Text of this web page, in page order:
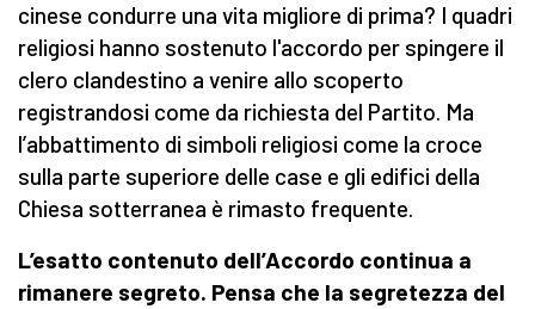
cinese condurre una vita migliore di prima? I quadri
religiosi hanno sostenuto l'accordo per spingere il
clero clandestino a venire allo scoperto
registrandosi come da richiesta del Partito. Ma
l’abbattimento di simboli religiosi come la croce
sulla parte superiore delle case e gli edifici della
Chiesa sotterranea è rimasto frequente.
L’esatto contenuto dell’Accordo continua a
rimanere segreto. Pensa che la segretezza del